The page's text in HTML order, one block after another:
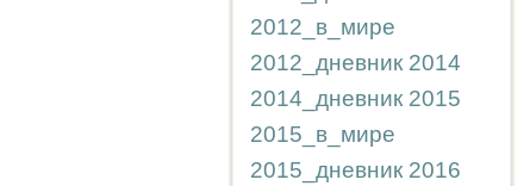
2012_в_мире
2012_дневник 2014
2014_дневник 2015
2015_в_мире
2015_дневник 2016